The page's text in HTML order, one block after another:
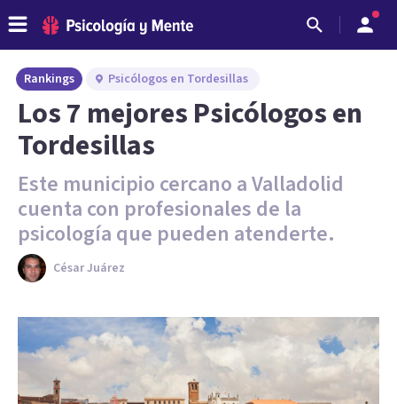
Rankings Psicólogos en Tordesillas
Los 7 mejores Psicólogos en
Tordesillas
Este municipio cercano a Valladolid
cuenta con profesionales de la
psicología que pueden atenderte.
César Juárez